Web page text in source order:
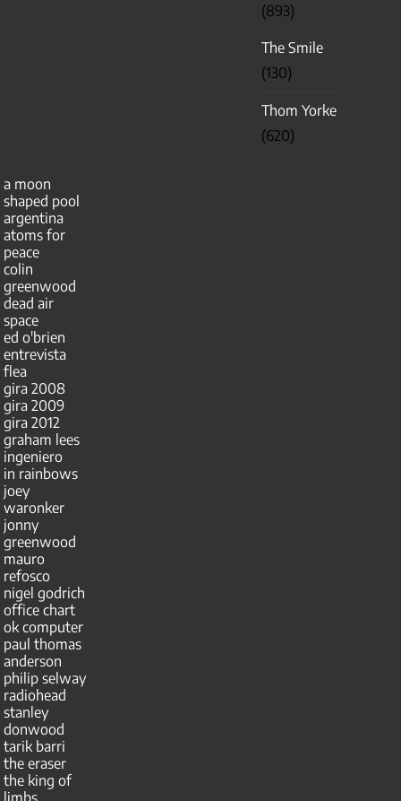
(893)
The Smile
(130)
Thom Yorke
(620)
a moon
shaped pool
argentina
atoms for
peace
colin
greenwood
dead air
space
ed o'brien
entrevista
flea
gira 2008
gira 2009
gira 2012
graham lees
ingeniero
in rainbows
joey
waronker
jonny
greenwood
mauro
refosco
nigel godrich
office chart
ok computer
paul thomas
anderson
philip selway
radiohead
stanley
donwood
tarik barri
the eraser
the king of